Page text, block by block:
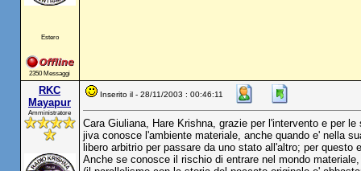
Estero
2350 Messaggi
RKC
Mayapur
Amministratore
Inserito il - 28/11/2003 : 00:46:11
Cara Giuliana, Hare Krishna, grazie per l'intervento e per
jiva conosce l'ambiente materiale, anche quando e' nella
libero arbitrio per passare da uno stato all'altro; per
Anche se conosce il rischio di entrare nel mondo